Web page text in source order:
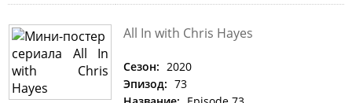
All In with Chris Hayes
Сезон: 2020
Эпизод: 73